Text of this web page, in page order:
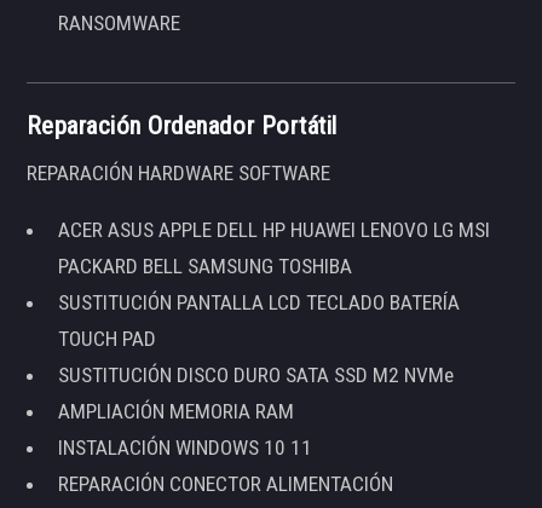
RANSOMWARE
Reparación Ordenador Portátil
REPARACIÓN HARDWARE SOFTWARE
ACER ASUS APPLE DELL HP HUAWEI LENOVO LG MSI
PACKARD BELL SAMSUNG TOSHIBA
SUSTITUCIÓN PANTALLA LCD TECLADO BATERÍA
TOUCH PAD
SUSTITUCIÓN DISCO DURO SATA SSD M2 NVMe
AMPLIACIÓN MEMORIA RAM
INSTALACIÓN WINDOWS 10 11
REPARACIÓN CONECTOR ALIMENTACIÓN